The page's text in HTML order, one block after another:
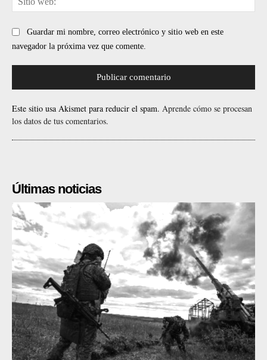
Guardar mi nombre, correo electrónico y sitio web en este
navegador la próxima vez que comente.
Este sitio usa Akismet para reducir el spam. Aprende cómo se procesan
los datos de tus comentarios.
Últimas noticias